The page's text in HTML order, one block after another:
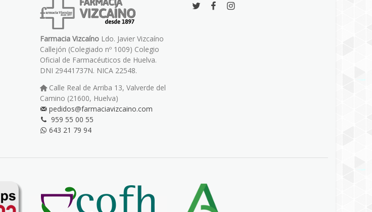
Farmacia Vizcaíno Ldo. Javier Vizcaíno
Callejón (Colegiado nº 1009) Colegio
Oficial de Farmacéuticos de Huelva.
DNI 29441737N. NICA 22548.
Calle Real de Arriba 13, Valverde del
Camino (21600, Huelva)
pedidos@farmaciavizcaino.com
959 55 00 55
643 21 79 94